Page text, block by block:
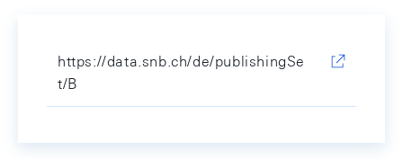
https://data.snb.ch/de/publishingSe
t/B